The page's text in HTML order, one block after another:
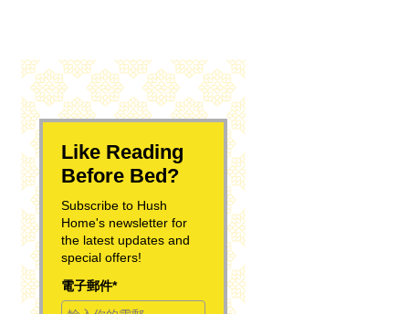
Like Reading
Before Bed?
Subscribe to Hush
Home's newsletter for
the latest updates and
special offers!
電子郵件*